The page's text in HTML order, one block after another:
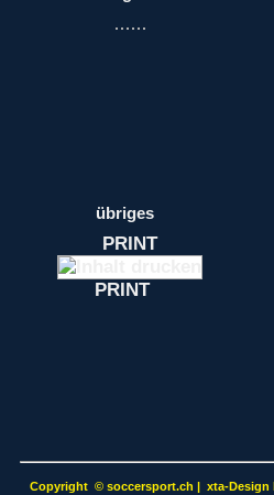
übriges
PRINT
PRINT
Copyright © soccersport.ch | xta-Design